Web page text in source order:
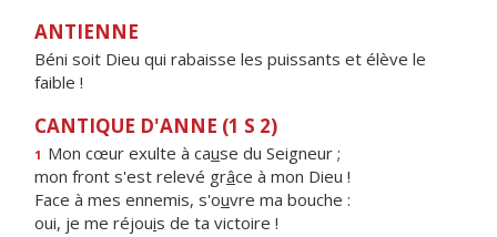
ANTIENNE
Béni soit Dieu qui rabaisse les puissants et élève le
faible !
CANTIQUE D'ANNE (1 S 2)
1 Mon cœur exulte à cause du Seigneur ;
mon front s'est relevé grâce à mon Dieu !
Face à mes ennemis, s'ouvre ma bouche :
oui, je me réjouis de ta victoire !